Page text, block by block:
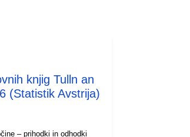
knjig Tulln an
(Statistik Avstrija)
– prihodki in odhodki